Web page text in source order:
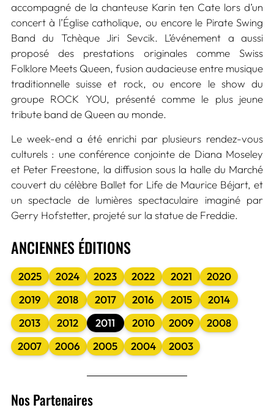
accompagné de la chanteuse Karin ten Cate lors d’un
concert à l’Église catholique, ou encore le Pirate Swing
Band du Tchèque Jiri Sevcik. L’événement a aussi
proposé des prestations originales comme Swiss
Folklore Meets Queen, fusion audacieuse entre musique
traditionnelle suisse et rock, ou encore le show du
groupe ROCK YOU, présenté comme le plus jeune
tribute band de Queen au monde.
Le week-end a été enrichi par plusieurs rendez-vous
culturels : une conférence conjointe de Diana Moseley
et Peter Freestone, la diffusion sous la halle du Marché
couvert du célèbre Ballet for Life de Maurice Béjart, et
un spectacle de lumières spectaculaire imaginé par
Gerry Hofstetter, projeté sur la statue de Freddie.
ANCIENNES ÉDITIONS
2025 2024 2023 2022 2021
2020
2019
2018 2017 2016 2015
2014
2013
2012 2011 2010 2009
2008
2007
2006 2005 2004 2003
Nos Partenaires